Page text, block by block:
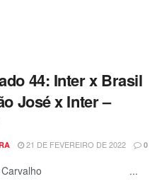
44: Inter x Brasil
José x Inter –
21 DE FEVEREIRO DE 2022 0
de Carvalho ...